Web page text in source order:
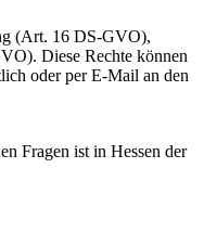
(Art. 16 DS-GVO),
Diese Rechte können
oder per E-Mail an den
Fragen ist in Hessen der